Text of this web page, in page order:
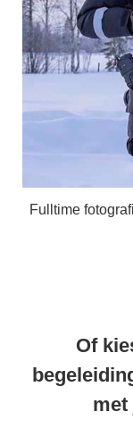
Fulltime
Of
met